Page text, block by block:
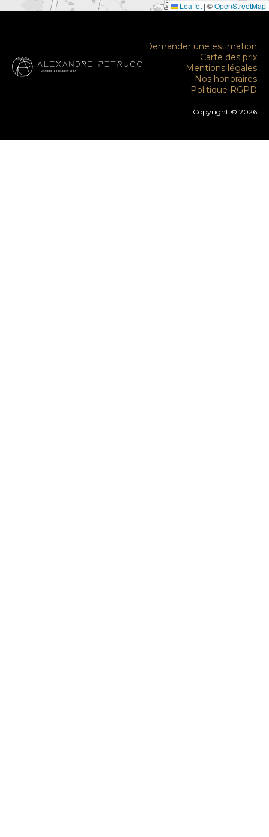
Leaflet | ©OpenStreetMap
Demander une estimation
Carte des prix
Mentions légales
Nos honoraires
Politique RGPD
Copyright © 2026